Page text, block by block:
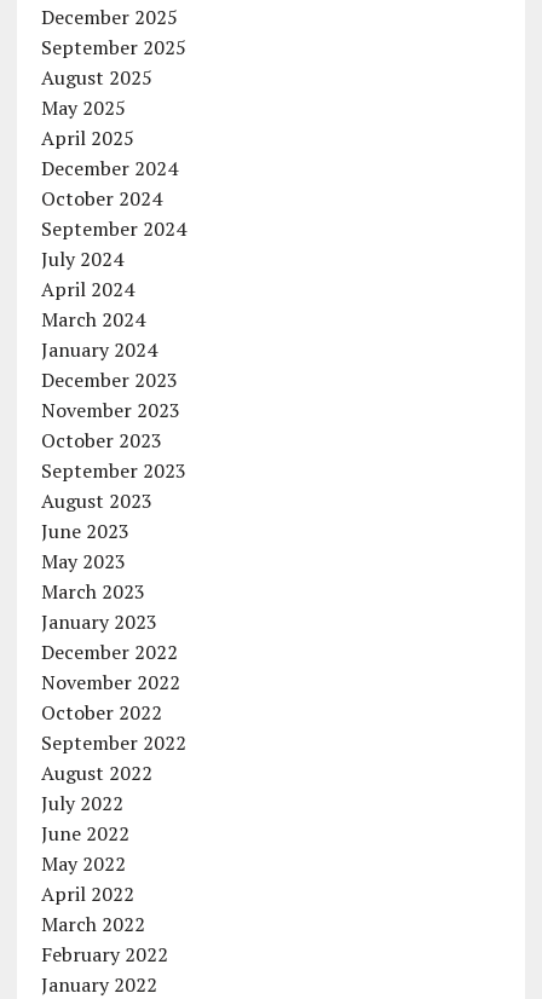
December 2025
September 2025
August 2025
May 2025
April 2025
December 2024
October 2024
September 2024
July 2024
April 2024
March 2024
January 2024
December 2023
November 2023
October 2023
September 2023
August 2023
June 2023
May 2023
March 2023
January 2023
December 2022
November 2022
October 2022
September 2022
August 2022
July 2022
June 2022
May 2022
April 2022
March 2022
February 2022
January 2022